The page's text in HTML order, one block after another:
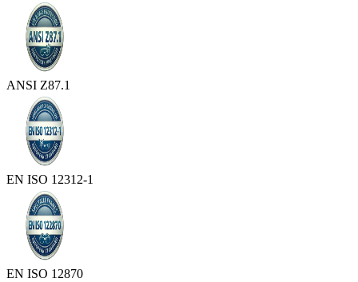
ANSI Z87.1
EN ISO 12312-1
EN ISO 12870